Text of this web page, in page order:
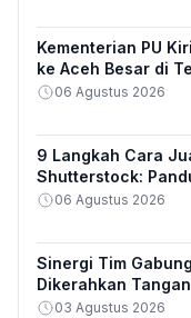
Kementerian PU
ke Aceh Besar di
06 Agustus 2026
9 Langkah Cara
Shutterstock:
06 Agustus 2026
Sinergi Tim
Dikerahkan
03 Agustus 2026